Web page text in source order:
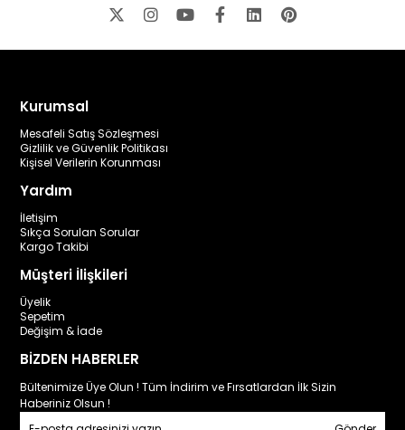
Kurumsal
Mesafeli Satış Sözleşmesi
Gizlilik ve Güvenlik Politikası
Kişisel Verilerin Korunması
Yardım
İletişim
Sıkça Sorulan Sorular
Kargo Takibi
Müşteri İlişkileri
Üyelik
Sepetim
Değişim & İade
BİZDEN HABERLER
Bültenimize Üye Olun ! Tüm İndirim ve Fırsatlardan İlk Sizin
Haberiniz Olsun !